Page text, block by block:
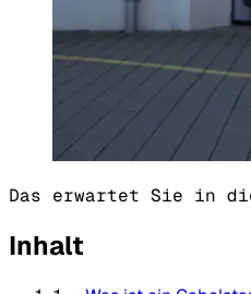
Das erwartet Sie in
Inhalt